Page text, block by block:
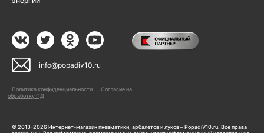
info@popadiv10.ru
Политика конфиденциальности
Согласие на
обработку ПД
© 2013-2026 Интернет-магазин пневматики, арбалетов и луков – PopadiV10.ru. Все права